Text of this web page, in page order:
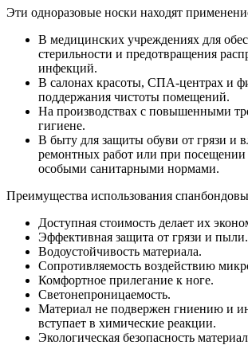
Эти одноразовые носки находят
В медицинских учреждениях для
стерильности и предотвращения
инфекций.
В салонах красоты, СПА-центрах и
поддержания чистоты помещений.
На производствах с повышенными
гигиене.
В быту для защиты обуви от грязи и
ремонтных работ или при
особыми санитарными нормами.
Преимущества использования
Доступная стоимость делает их
Эффективная защита от грязи и пыли.
Водоустойчивость материала.
Сопротивляемость воздействию
Комфортное прилегание к ноге.
Светонепроницаемость.
Материал не подвержен гниению и
вступает в химические реакции.
Экологическая безопасность